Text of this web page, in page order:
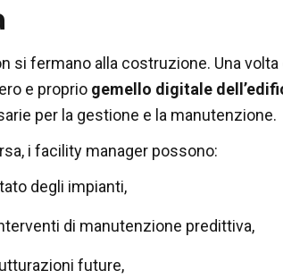
si fermano alla costruzione. Una volta
e proprio gemello digitale
per la gestione e la manutenzione.
i facility manager possono:
degli impianti,
di manutenzione predittiva,
future,